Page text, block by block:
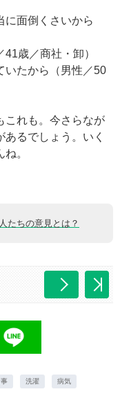
に面倒くさいから
歳／商社・卸）
いたから（男性／50
これも。今さらなが
るでしょう。いく
。
たちの意見とは？
洗濯 病気